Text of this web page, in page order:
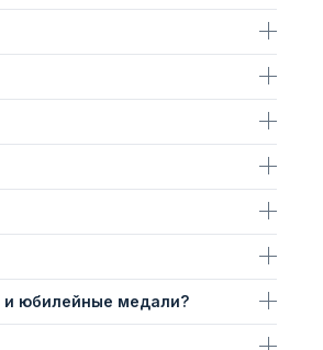
юбилейные медали?